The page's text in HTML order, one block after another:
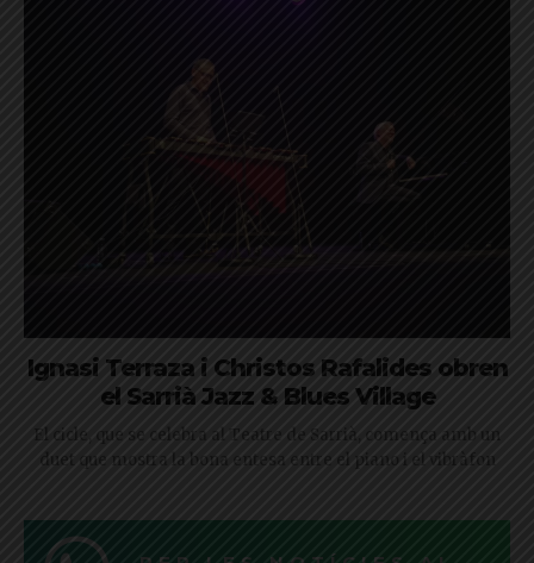
Ignasi Terraza i Christos Rafalides obren
el Sarrià Jazz & Blues Village
El cicle, que se celebra al Teatre de Sarrià, comença amb un
duet que mostra la bona entesa entre el piano i el vibràfon